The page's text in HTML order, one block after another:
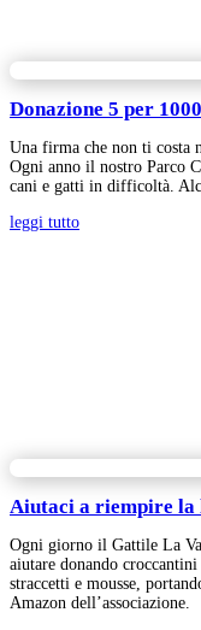
Donazione 5 per 1000
Una firma che non ti costa
Ogni anno il nostro Parco
cani e gatti in difficoltà.
leggi tutto
Aiutaci a riempire
Ogni giorno il Gattile La
aiutare donando
straccetti e mousse,
Amazon dell’associazione.